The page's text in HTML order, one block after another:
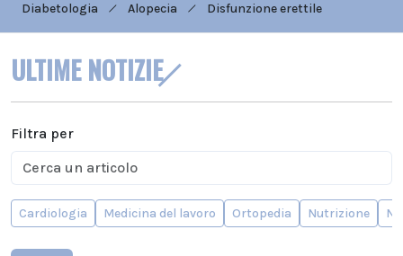
Diabetologia Alopecia Disfunzione erettile
ULTIME NOTIZIE
Filtra per
Cardiologia Medicina del lavoro Ortopedia Nutrizione